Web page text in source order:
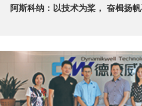
阿斯科纳：以技术为桨， 奋楫扬